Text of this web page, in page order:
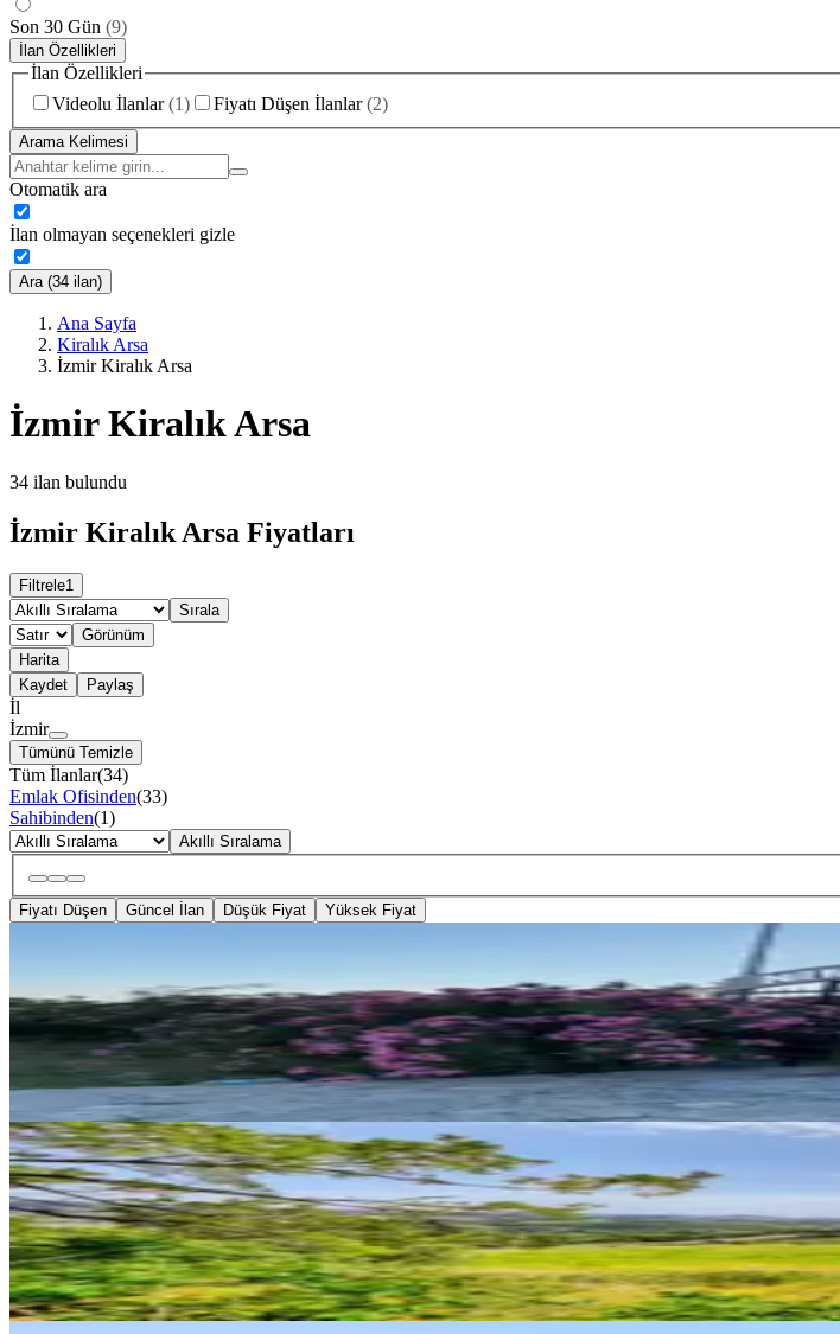
Son 30 Gün (9)
İlan Özellikleri
İlan Özellikleri
Videolu İlanlar (1) Fiyatı Düşen İlanlar (2)
Arama Kelimesi
Otomatik ara
İlan olmayan seçenekleri gizle
Ara (34 ilan)
Ana Sayfa
Kiralık Arsa
İzmir Kiralık Arsa
İzmir Kiralık Arsa
34 ilan bulundu
İzmir Kiralık Arsa Fiyatları
Filtrele1
Sırala
Görünüm
Harita
Kaydet
Paylaş
İl
İzmir
Tümünü Temizle
Tüm İlanlar(34)
Emlak Ofisinden(33)
Sahibinden(1)
Akıllı Sıralama
Fiyatı Düşen Güncel İlan Düşük Fiyat Yüksek Fiyat
Bergama İvrinde Yolu Üstünde 10 Dönüm Kiralık Arazi
İzmir, Bergama
39556 m²·6/m²·16.07.2026
225.000 ₺
Bergama -ivrindi Yoluna 200m. Cepheli İçinde 1+1 Ev Olan Arazi
İzmir, Bergama
27842 m²·16/m²·16.07.2026
445.000 ₺